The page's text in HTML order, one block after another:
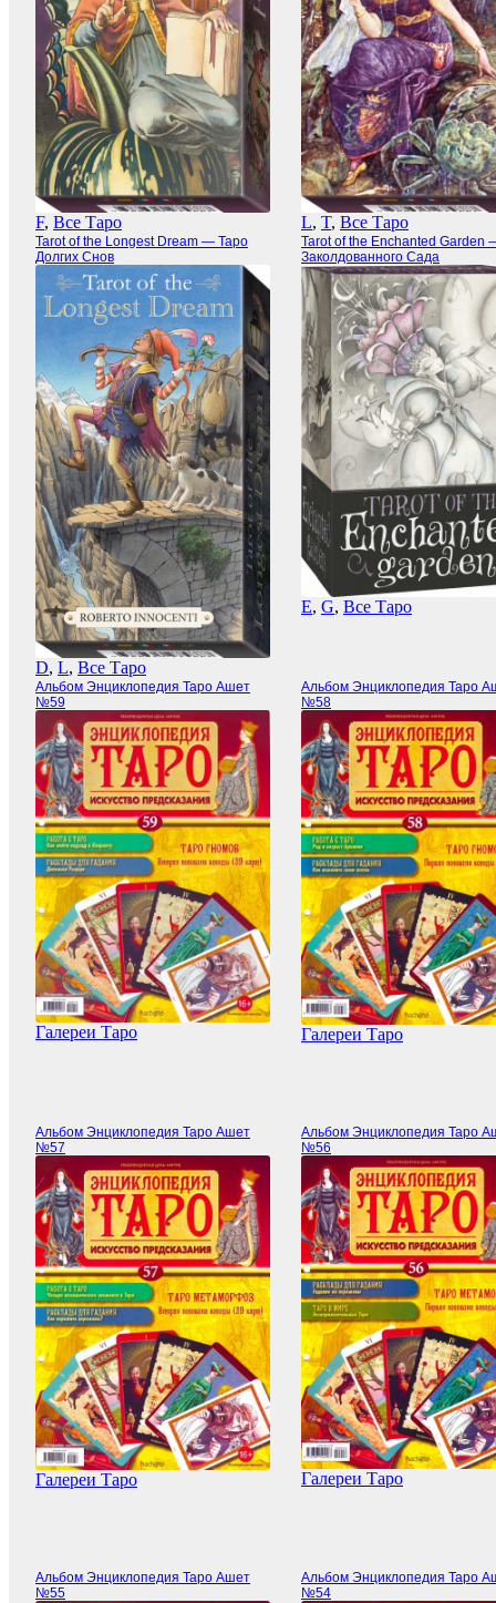
F, Все Таро L, T, Все Таро
Tarot of the Longest Dream — Таро
Долгих Снов
D, L, Все Таро
Tarot of the Enchanted Garden
Заколдованного Сада
E, G, Все Таро
Альбом Энциклопедия Таро Ашет
№59
Галереи Таро
Альбом Энциклопедия Таро
№58
Галереи Таро
Альбом Энциклопедия Таро Ашет
№57
Галереи Таро
Альбом Энциклопедия Таро
№56
Галереи Таро
Альбом Энциклопедия Таро Ашет
№55
Альбом Энциклопедия Таро
№54